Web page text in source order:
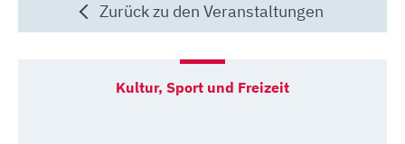
Zurück zu den Veranstaltungen